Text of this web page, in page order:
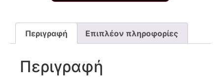
Περιγραφή Επιπλέον πληροφορίες
Περιγραφή